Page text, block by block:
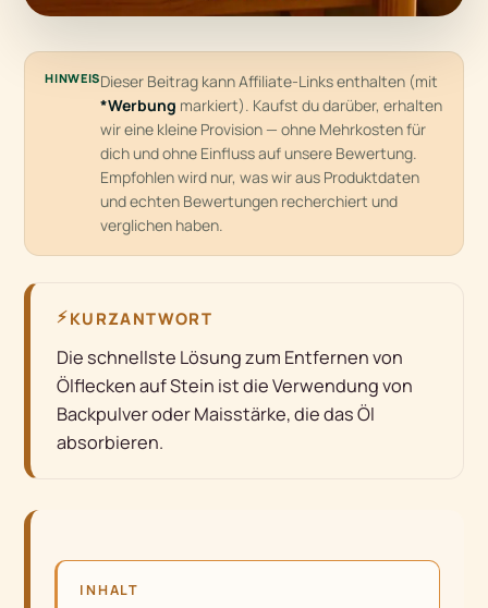
HINWEISDieser Beitrag kann Affiliate-Links enthalten (mit
*Werbung markiert). Kaufst du darüber, erhalten
wir eine kleine Provision — ohne Mehrkosten für
dich und ohne Einfluss auf unsere Bewertung.
Empfohlen wird nur, was wir aus Produktdaten
und echten Bewertungen recherchiert und
verglichen haben.
⚡KURZANTWORT
Die schnellste Lösung zum Entfernen von
Ölflecken auf Stein ist die Verwendung von
Backpulver oder Maisstärke, die das Öl
absorbieren.
INHALT